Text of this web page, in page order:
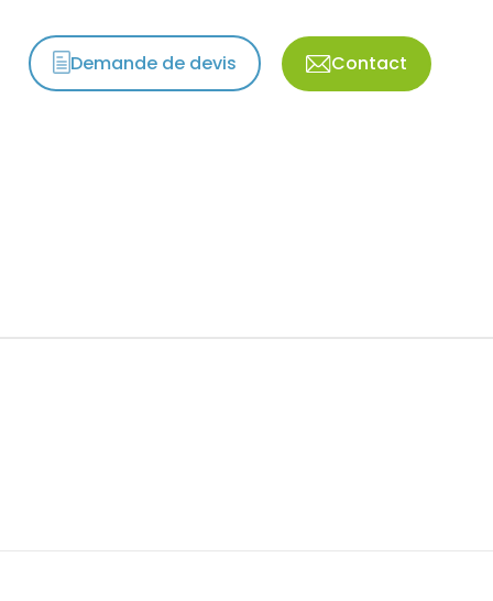
Demande de devis Contact